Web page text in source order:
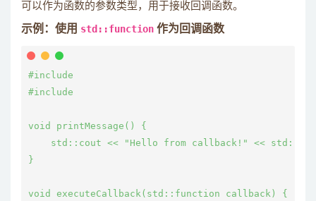
可以作为函数的参数类型，用于接收回调函数。
示例：使用 std::function 作为回调函数
#include
#include
void printMessage() {
std::cout << "Hello from callback!" <<
}
void executeCallback(std::function callback) {